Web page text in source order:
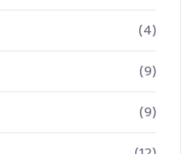
(4)
(9)
(9)